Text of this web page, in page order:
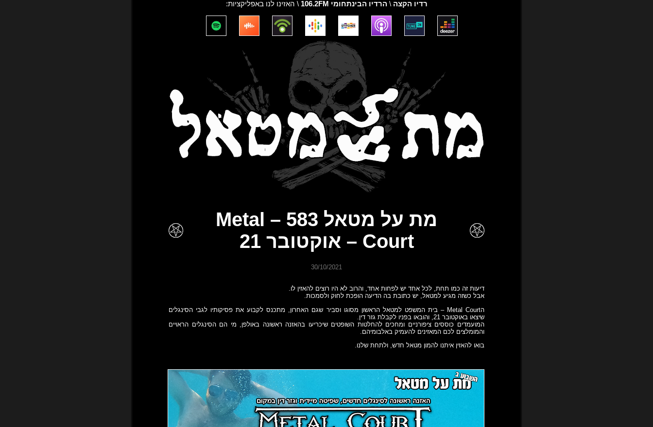
רדיו הקצה \ הרדיו הבינתחומי 106.2FM \ האזינו לנו באפליקציות:
מת על מטאל 583 – Metal
Court – אוקטובר 21
30/10/2021
דיעות זה כמו תחת, לכל אחד יש לפחות אחד, והרוב לא היו רוצים להאזין לו.
אבל כשזה מגיע למטאל, יש כתובת בה הדיעה הופכת לחוק ולסמכות.
הMetal Court – בית המשפט למטאל הראשון מסוגו וסביר שגם האחרון, מתכנס לקבוע את פסיקותיו לגבי הסינגלים
שיצאו באוקטובר 21, והובאו בפניו לקבלת גזר דין.
המועמדים כוססים ציפורניים ומחכים להחלטות השופטים שיכריעו בהאזנה ראשונה באולפן, מי הם הסינגלים הראויים
והמומלצים לכם המאזינים להעמיק באלבומיהם.
בואו להאזין איתנו להמון מטאל חדש, ולתחת שלנו.